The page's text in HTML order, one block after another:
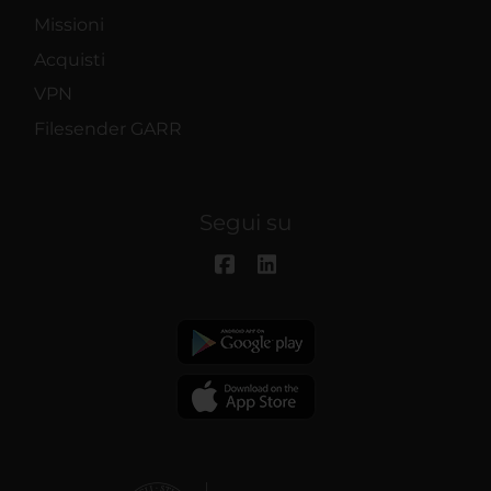
Missioni
Acquisti
VPN
Filesender GARR
Segui su